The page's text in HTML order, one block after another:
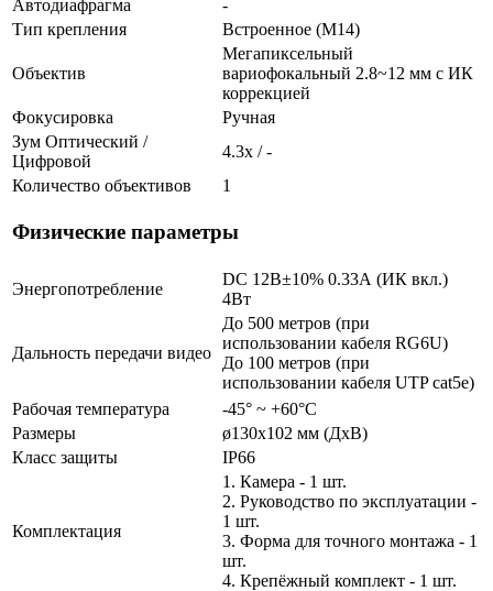
Автодиафрагма
-
Тип крепления
Встроенное (М14)
Объектив
Мегапиксельный
вариофокальный 2.8~12 мм c ИК
коррекцией
Фокусировка
Ручная
Зум Оптический /
Цифровой
4.3х / -
Количество объективов
1
Физические параметры
Энергопотребление
DC 12В±10% 0.33А (ИК вкл.)
4Вт
Дальность передачи видео
До 500 метров (при
использовании кабеля RG6U)
До 100 метров (при
использовании кабеля UTP cat5e)
Рабочая температура
-45° ~ +60°С
Размеры
ø130х102 мм (ДхВ)
Класс защиты
IP66
Комплектация
1. Камера - 1 шт.
2. Руководство по эксплуатации -
1 шт.
3. Форма для точного монтажа - 1
шт.
4. Крепёжный комплект - 1 шт.